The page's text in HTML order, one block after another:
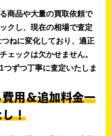
商品や大量の買取依頼で
クし、現在の相場で査定
ねに変化しており、適正
ェックは欠かせません。
ずつ丁寧に査定いたしま
用＆追加料金一
し！